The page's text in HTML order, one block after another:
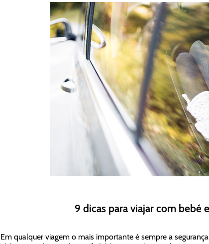
9 dicas para viajar com bebé
Em qualquer viagem o mais importante é sempre a